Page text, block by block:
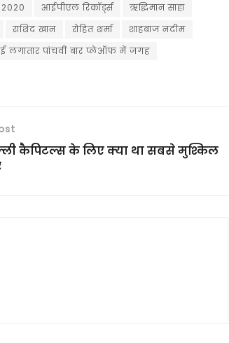
आईपीएल रिकॉर्ड्स
ऋद्धिमान साहा
राशिद खान रोहित शर्मा
शाहबाज नदीम
लगातार पांचवीं बार प्लेऑफ में जगह
कैपिटल्स के लिए क्या था सबसे मुश्किल